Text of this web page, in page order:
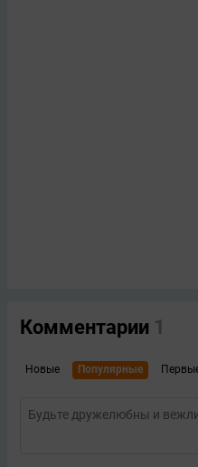
Комментарии 1
Новые Популярные